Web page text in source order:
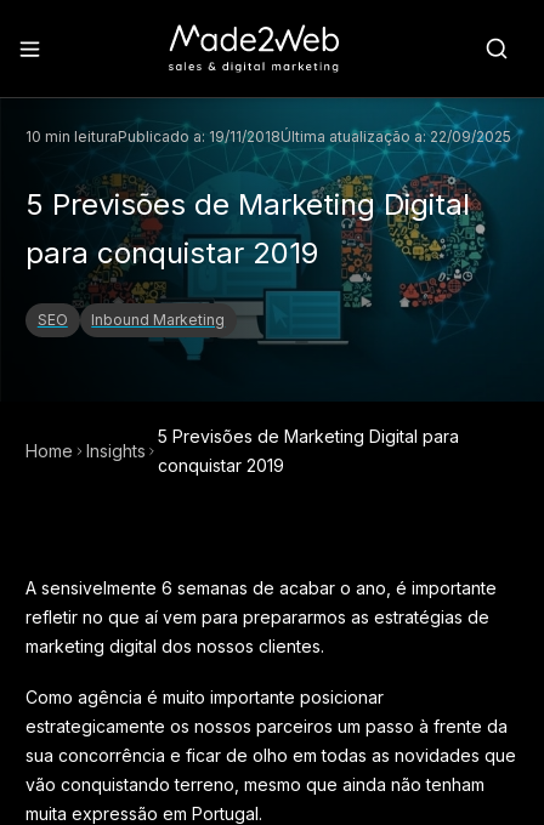
10 min leituraPublicado a: 19/11/2018Última atualização a: 22/09/2025
5 Previsões de Marketing Digital
para conquistar 2019
SEO Inbound Marketing
Home Insights
5 Previsões de Marketing Digital para
conquistar 2019
A sensivelmente 6 semanas de acabar o ano, é importante
refletir no que aí vem para prepararmos as estratégias de
marketing digital dos nossos clientes.
Como agência é muito importante posicionar
estrategicamente os nossos parceiros um passo à frente da
sua concorrência e ficar de olho em todas as novidades que
vão conquistando terreno, mesmo que ainda não tenham
muita expressão em Portugal.